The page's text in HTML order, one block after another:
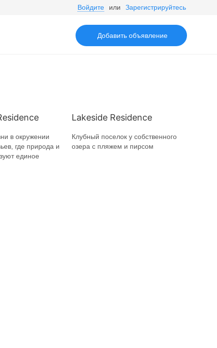
Войдите или Зарегистрируйтесь
Добавить объявление
в окружении
где природа и
единое
Lakeside Residence
Клубный поселок у собственного
озера с пляжем и пирсом